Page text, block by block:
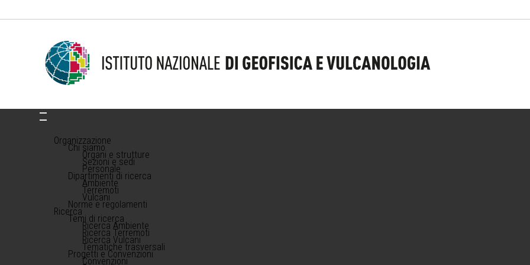
Organizzazione
Chi siamo
Organi e strutture
Sezioni e sedi
Personale
Dipartimenti di ricerca
Ambiente
Terremoti
Vulcani
Norme e regolamenti
Ricerca
Temi di ricerca
Ricerca Ambiente
Ricerca Terremoti
Ricerca Vulcani
Tematiche trasversali
Progetti e Convenzioni
Convenzioni